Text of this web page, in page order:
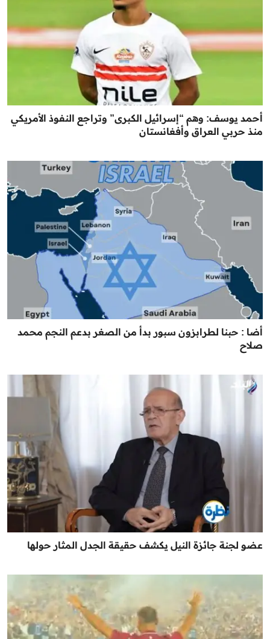
أحمد يوسف: وهم “إسرائيل الكبرى” وتراجع النفوذ الأمريكي
منذ حربي العراق وأفغانستان
أضا : حبنا لطرابزون سبور بدأ من الصغر بدعم النجم محمد
صلاح
عضو لجنة جائزة النيل يكشف حقيقة الجدل المثار حولها